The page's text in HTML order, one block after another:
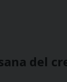
del